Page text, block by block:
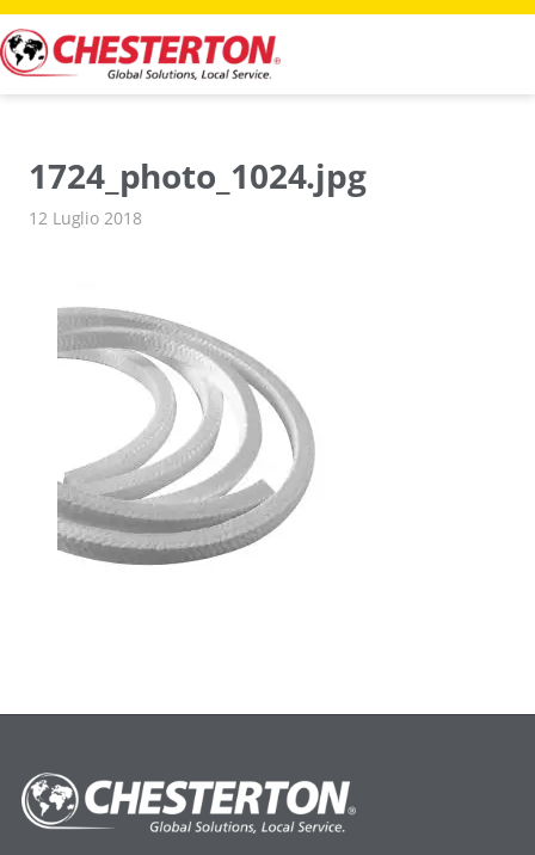
Vai
al
contenuto
1724_photo_1024.jpg
12 Luglio 2018